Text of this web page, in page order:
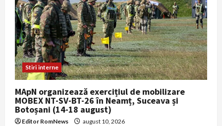
Stiri interne
MApN organizează exercițiul de mobilizare
MOBEX NT-SV-BT-26 în Neamț, Suceava și
Botoșani (14-18 august)
Editor RomNews august 10, 2026